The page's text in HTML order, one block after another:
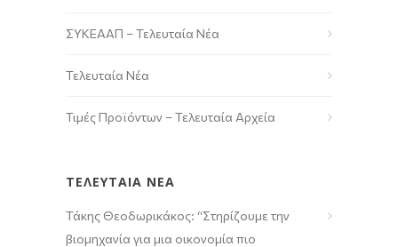
ΣΥΚΕΑΑΠ – Τελευταία Νέα
Τελευταία Νέα
Τιμές Προϊόντων – Τελευταία Αρχεία
ΤΕΛΕΥΤΑΙΑ ΝΕΑ
Τάκης Θεοδωρικάκος: “Στηρίζουμε την
βιομηχανία για μια οικονομία πιο